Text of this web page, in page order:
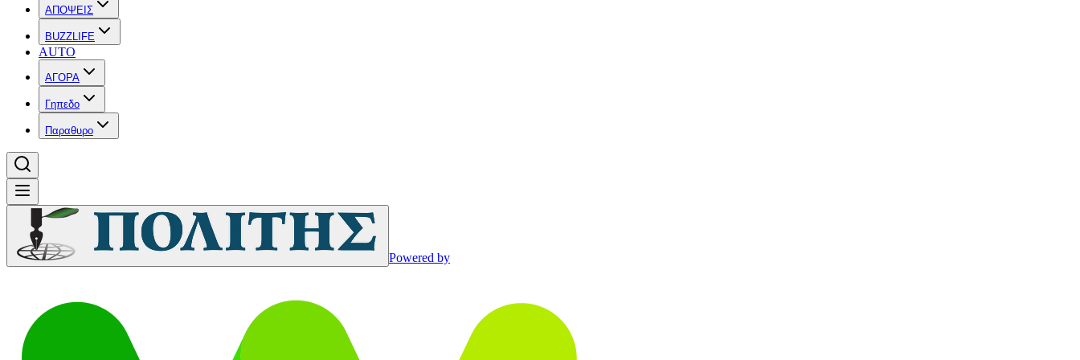
ΑΠΟΨΕΙΣ
BUZZLIFE
AUTO
ΑΓΟΡΑ
Γηπεδο
Παραθυρο
Powered by